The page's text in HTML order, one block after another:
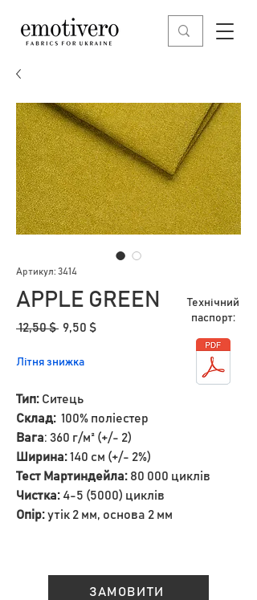
Артикул: 3414
APPLE GREEN
12,50 $ Звичайна
9,50 $За
Літня знижка
Тип: Ситець
Склад: 100% поліестер
Вага: 360 г/м² (+/- 2)
Ширина:140 см (+/- 2%)
Тест Мартиндейла: 80 000 циклів
Чистка: 4-5 (5000) циклів
Опір:утік 2 мм, основа 2 мм
Технічний
паспорт:
ЗАМОВИТИ